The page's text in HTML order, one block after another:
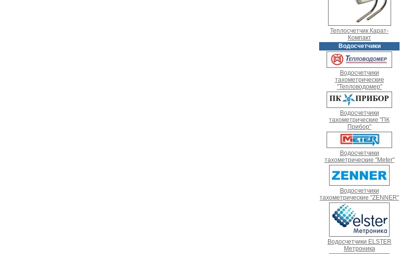
Теплосчетчик Карат-
Компакт
Водосчетчики
Водосчетчики
тахометрические
"Тепловодомер"
Водосчетчики
тахометрические "ПК
Прибор"
Водосчетчики
тахометрические "Meter"
Водосчетчики
тахометрические "ZENNER"
Водосчетчики ELSTER
Метроника